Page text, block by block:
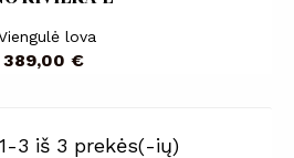
lova
Kaina
389,00 €
3 iš 3 prekės(-ių)